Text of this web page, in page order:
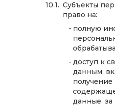
Субъекты
право на:
полную
доступ к
данным,
данные, за